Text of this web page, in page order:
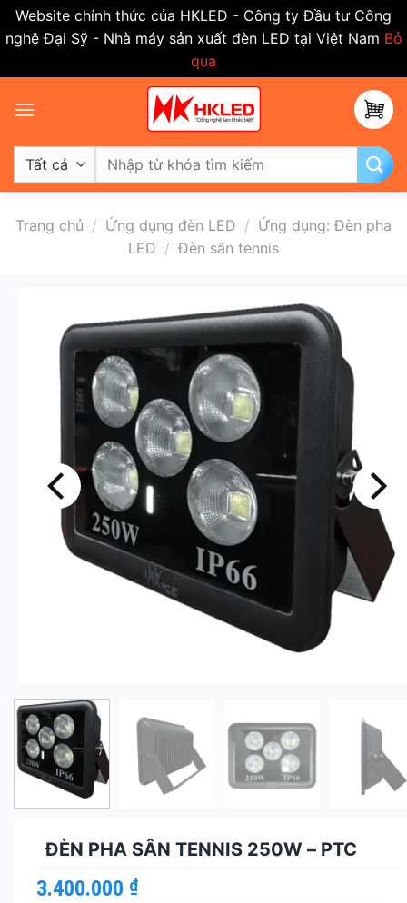
Website chính thức của HKLED - Công ty Đầu tư Công
nghệ Đại Sỹ - Nhà máy sản xuất đèn LED tại Việt Nam Bỏ
qua
qua
dung
Tìm
kiếm:
Trang chủ / Ứng dụng đèn LED / Ứng dụng: Đèn pha
LED / Đèn sân tennis
ĐÈN PHA SÂN TENNIS 250W – PTC
3.400.000 ₫